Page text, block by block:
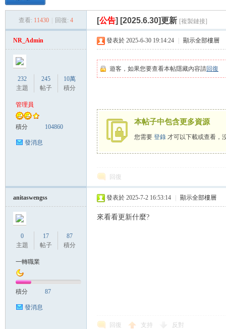
› › ›
查看: 11430 回復: 4 [公告] [2025.6.30]更新 [複製鏈接]
NR_Admin
232
主題
245
帖子
10萬
積分
管理員
積分 104860
發消息
發表於 2025-6-30 19:14:24 顯示全部樓層
遊客，如果您要查看本帖隱藏內容請回復
本帖子中包含更多資源
您需要 登錄 才可以下載或查看，
回復
anitaswengss
0
主題
17
帖子
87
積分
一轉職業
積分 87
發消息
發表於 2025-7-2 16:53:14 顯示全部樓層
來看看更新什麼?
回復 支持 反對